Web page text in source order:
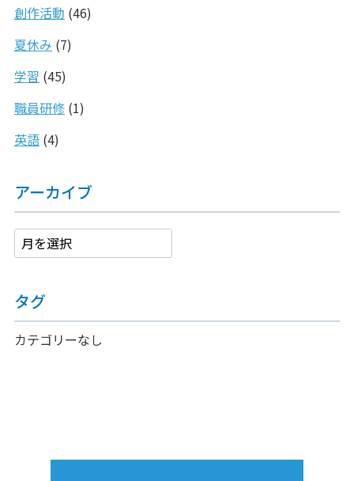
創作活動 (46)
夏休み (7)
学習 (45)
職員研修(1)
英語(4)
アーカイブ
タグ
カテゴリーなし